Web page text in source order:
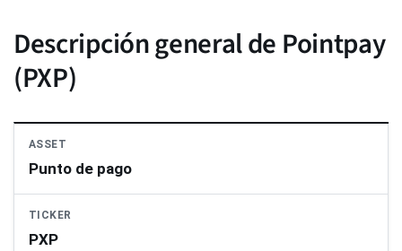
Descripción general de Pointpay
(PXP)
ASSET
Punto de pago
TICKER
PXP